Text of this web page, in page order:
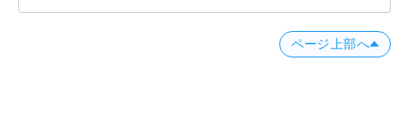
ページ上部へ